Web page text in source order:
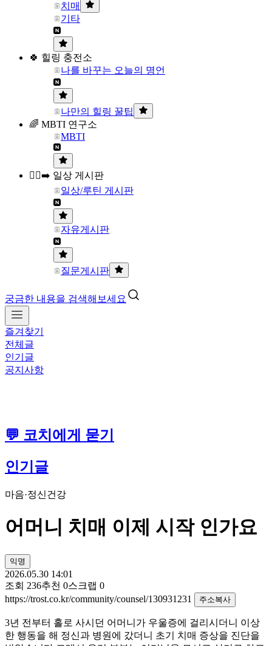
치매
기타
🍀 힐링 충전소
나를 바꾸는 오늘의 명언
나만의 힐링 꿀팁
🌈 MBTI 연구소
MBTI
🏃‍♀️‍➡️ 일상 게시판
일상/루틴 게시판
자유게시판
질문게시판
궁금한 내용을 검색해보세요
즐겨찾기
전체글
인기글
공지사항
💬 코치에게 묻기
인기글
마음·정신건강
어머니 치매 이제 시작 인가요
익명
2026.05.30 14:01
조회 236추천 0스크랩 0
https://trost.co.kr/community/counsel/130931231
주소복사
3년 전부터 홀로 사시던 어머니가 우울증에 걸리시더니 이상
한 행동을 해 정신과 병원에 갔더니 초기 치매 증상을 진단을